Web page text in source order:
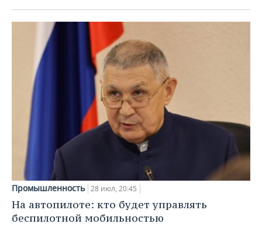
Промышленность 28 июл, 20:45
На автопилоте: кто будет управлять
беспилотной мобильностью